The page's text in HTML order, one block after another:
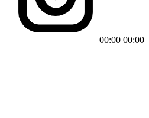
00:00
00:00